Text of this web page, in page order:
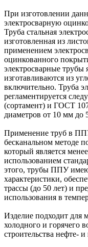
При изготовлении
электросварную
Труба стальная
изготовленная из
применением
оцинкованного
электросварные
изготавливаются из
включительно. Труба
регламентируется
(сортамент) и ГОСТ
диаметров от 10 мм до
Применение труб в
бесканальном методе
который является
использованием
этого, трубы ППУ
характеристики,
трассы (до 50 лет) и
использования в
Изделие подходит для
холодного и горячего
строительства нефте- и